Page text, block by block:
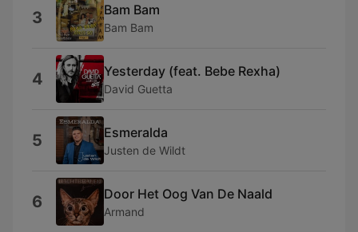
3 Bam Bam
Bam Bam
4 Yesterday (feat. Bebe Rexha)
David Guetta
5 Esmeralda
Justen de Wildt
6 Door Het Oog Van De Naald
Armand